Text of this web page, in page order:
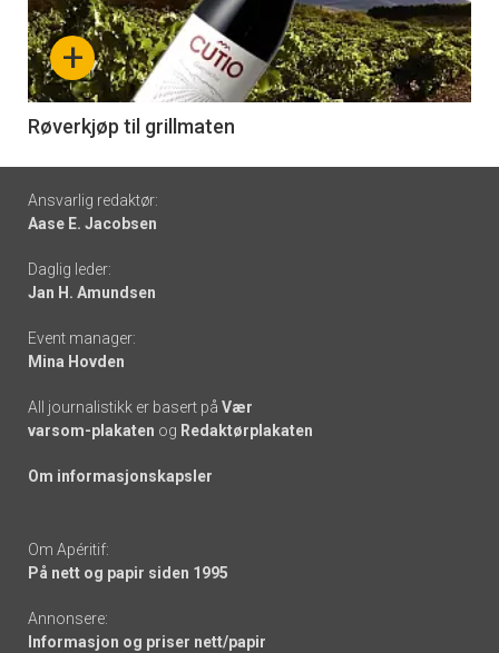
nå
-
6
+
Røverkjøp til grillmaten
Footer
-
links
Ansvarlig redaktør:
Aase E. Jacobsen
Daglig leder:
Jan H. Amundsen
Event manager:
Mina Hovden
All journalistikk er basert på Vær
varsom-plakaten og Redaktørplakaten
Om informasjonskapsler
Om Apéritif:
På nett og papir siden 1995
Annonsere:
Informasjon og priser nett/papir